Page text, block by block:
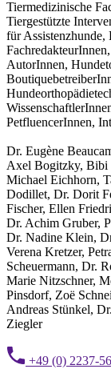
Tiermedizinische
Tiergestützte
für Assistenzhunde,
AutorInnen,
PetfluencerInnen,
Dr. Eugène
Axel Bogitzky, Bibi
Michael Eichhorn,
Dodillet, Dr. Dorit
Fischer, Ellen
Dr. Achim Gruber,
Dr. Nadine Klein,
Verena Kretzer,
Scheuermann, Dr.
Marie Nitzschner,
Pinsdorf, Zoë
Andreas Stünkel,
Ziegler
+49 (0) 2237-